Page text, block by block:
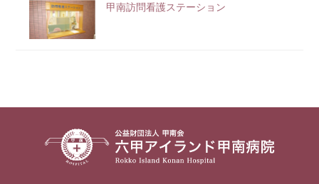
甲南訪問看護ステーション